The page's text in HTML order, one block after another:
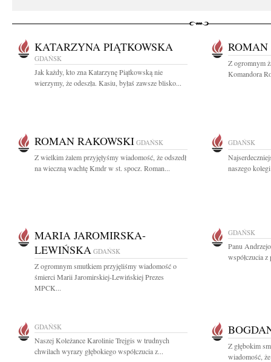
KATARZYNA PIĄTKOWSKA
GDAŃSK
Jak każdy, kto zna Katarzynę Piątkowską nie
wierzymy, że odeszła. Kasiu, byłaś zawsze blisko...
ROMAN
Z ogromnym
Komandora
ROMAN RAKOWSKI GDAŃSK
Z wielkim żalem przyjęłyśmy wiadomość, że odszedł
na wieczną wachtę Kmdr w st. spocz. Roman...
GDAŃSK
naszego
MARIA JAROMIRSKA-
LEWIŃSKA GDAŃSK
Z ogromnym smutkiem przyjęliśmy wiadomość o
śmierci Marii Jaromirskiej-Lewińskiej Prezes
MPCK...
GDAŃSK
Panu
współczucia
GDAŃSK
Naszej Koleżance Karolinie Trejgis w trudnych
chwilach wyrazy głębokiego współczucia z...
Z głębokim
wiadomość,